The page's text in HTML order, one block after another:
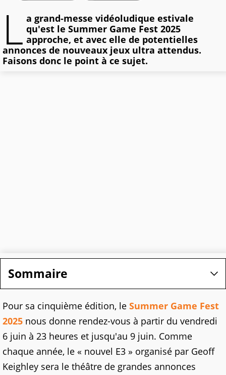
L a grand-messe vidéoludique estivale
qu'est le Summer Game Fest 2025
approche, et avec elle de potentielles
annonces de nouveaux jeux ultra attendus.
Faisons donc le point à ce sujet.
Sommaire
Pour sa cinquième édition, le Summer Game Fest
2025 nous donne rendez-vous à partir du vendredi
6 juin à 23 heures et jusqu'au 9 juin. Comme
chaque année, le « nouvel E3 » organisé par Geoff
Keighley sera le théâtre de grandes annonces